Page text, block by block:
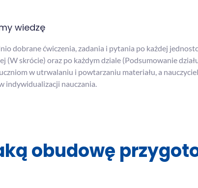
wiedzę
dobrane ćwiczenia, zadania i pytania po każdej
(W skrócie) oraz po każdym dziale (Podsumowanie
w utrwalaniu i powtarzaniu materiału, a
indywidualizacji nauczania.
obudowę